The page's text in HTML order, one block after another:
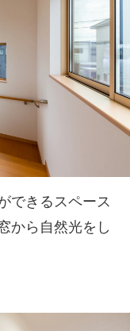
できるスペース
から自然光をし